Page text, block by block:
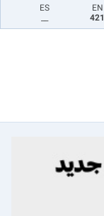
EN
421
ES